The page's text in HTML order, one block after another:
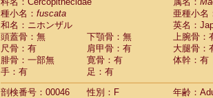
種小名： fuscata
亜種小名
和名：ニホンザル
英名：
頭蓋骨：無
下顎骨：無
上腕骨：
尺骨：有
肩甲骨：有
大腿骨：
腓骨：一部無
寛骨：有
体幹：有
手：有
足：有
剖検番号：00046
性別：F
年齢：